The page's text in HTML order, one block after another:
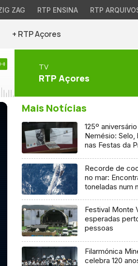
ZAG RTP ENSINA RTP
+ RTP Açores
TV
RTP Açores
Mais Notícias
125º
Nemésio:
nas Festas da
Recorde de
no mar:
toneladas num
Festival Monte
esperadas
pessoas
Filarmónica
celebra 120